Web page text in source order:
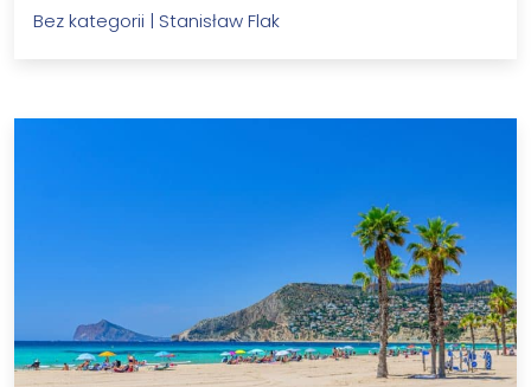
kontroli…
Bez kategorii | Stanisław Flak